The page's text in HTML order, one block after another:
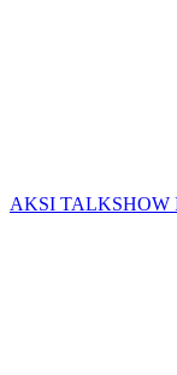
AKSI TALKSHOW